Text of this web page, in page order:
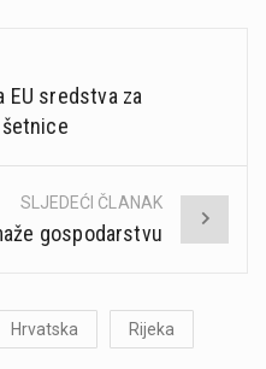
EU sredstva za
SLJEDEĆI ČLANAK
gospodarstvu
Hrvatska Rijeka